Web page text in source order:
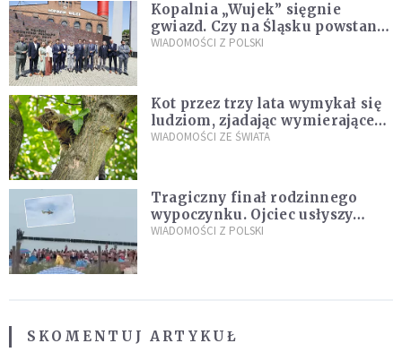
Kopalnia „Wujek” sięgnie
gwiazd. Czy na Śląsku powstanie
„Dolina Krzemowa”?
WIADOMOŚCI Z POLSKI
Kot przez trzy lata wymykał się
ludziom, zjadając wymierające
kaczki. W końcu popełnił
WIADOMOŚCI ZE ŚWIATA
Tragiczny finał rodzinnego
wypoczynku. Ojciec usłyszy
zarzuty
WIADOMOŚCI Z POLSKI
SKOMENTUJ ARTYKUŁ